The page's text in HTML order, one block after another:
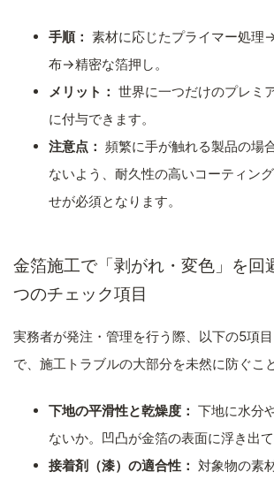
手順： 素材に応じたプライマー処理
布→精密な箔押し。
メリット： 世界に一つだけのプレミ
に付与できます。
注意点： 頻繁に手が触れる製品の場
ないよう、耐久性の高いコーティン
せが必須となります。
金箔施工で「剥がれ・変色」を回
つのチェック項目
実務者が発注・管理を行う際、以下の5項
で、施工トラブルの大部分を未然に防ぐこ
下地の平滑性と乾燥度： 下地に水分
ないか。凹凸が金箔の表面に浮き出て
接着剤（漆）の適合性： 対象物の素